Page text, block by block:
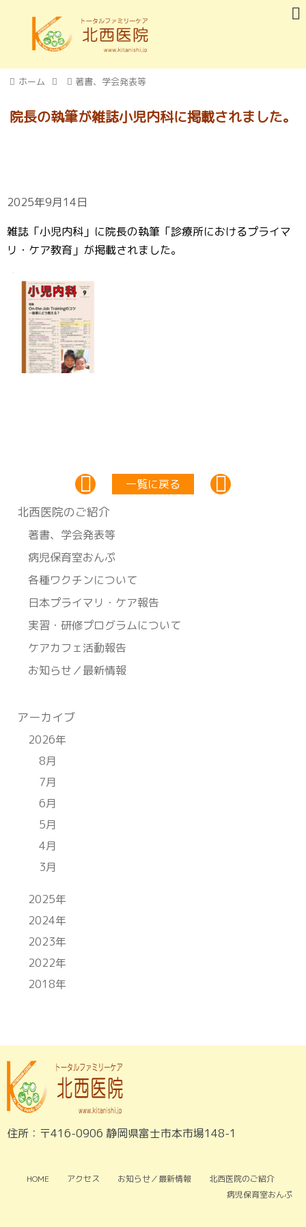
ホーム 著書、学会発表等
院長の執筆が雑誌小児内科に掲載されました。
2025年9月14日
雑誌「小児内科」に院長の執筆「診療所におけるプライマ
リ・ケア教育」が掲載されました。
一覧に戻る
北⻄医院のご紹介
著書、学会発表等
病児保育室おんぷ
各種ワクチンについて
日本プライマリ・ケア報告
実習・研修プログラムについて
ケアカフェ活動報告
お知らせ／最新情報
アーカイブ
2026年
8月
7月
6月
5月
4月
3月
2025年
2024年
2023年
2022年
2018年
住所：〒416-0906 静岡県富士市本市場148-1
HOME アクセス お知らせ／最新情報
北西医院のご紹介
病児保育室おんぷ